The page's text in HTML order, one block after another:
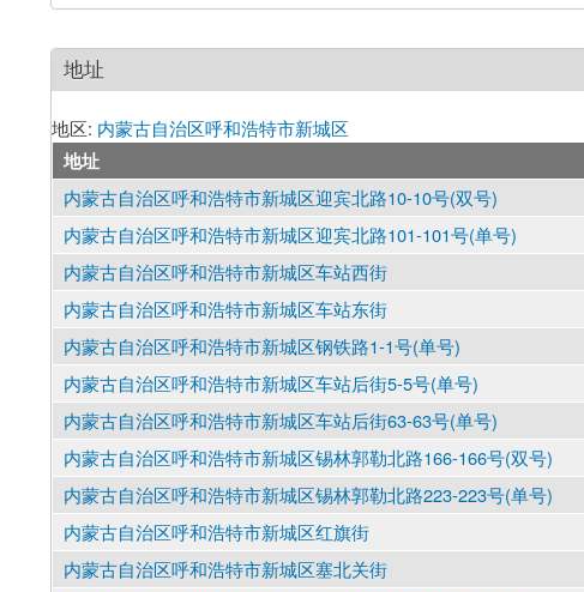
地址
地区: 内蒙古自治区呼和浩特市新城区
地址
内蒙古自治区呼和浩特市新城区迎宾北路10-10号(双号)
内蒙古自治区呼和浩特市新城区迎宾北路101-101号(单号)
内蒙古自治区呼和浩特市新城区车站西街
内蒙古自治区呼和浩特市新城区车站东街
内蒙古自治区呼和浩特市新城区钢铁路1-1号(单号)
内蒙古自治区呼和浩特市新城区车站后街5-5号(单号)
内蒙古自治区呼和浩特市新城区车站后街63-63号(单号)
内蒙古自治区呼和浩特市新城区锡林郭勒北路166-166号(双号)
内蒙古自治区呼和浩特市新城区锡林郭勒北路223-223号(单号)
内蒙古自治区呼和浩特市新城区红旗街
内蒙古自治区呼和浩特市新城区塞北关街